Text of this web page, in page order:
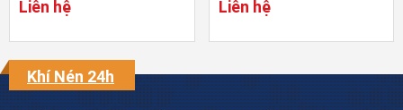
Liên hệ Liên hệ
Khí Nén 24h